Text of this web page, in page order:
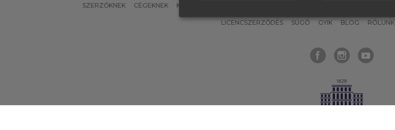
SZERZŐKNEK CÉGEKNEK KÖNYVTÁROSOKNAK
LICENCSZERZŐDÉS SÚGÓ GYIK BLOG RÓLUNK